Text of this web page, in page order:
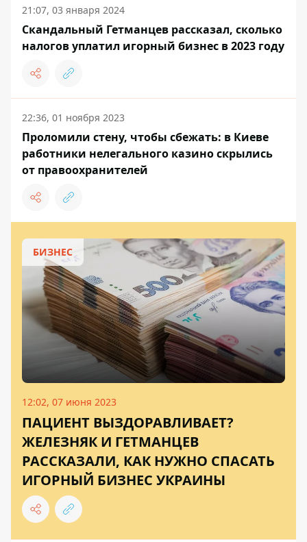
21:07, 03 января 2024
Скандальный Гетманцев рассказал, сколько
налогов уплатил игорный бизнес в 2023 году
22:36, 01 ноября 2023
Проломили стену, чтобы сбежать: в Киеве
работники нелегального казино скрылись
от правоохранителей
БИЗНЕС
12:02, 07 июня 2023
ПАЦИЕНТ ВЫЗДОРАВЛИВАЕТ?
ЖЕЛЕЗНЯК И ГЕТМАНЦЕВ
РАССКАЗАЛИ, КАК НУЖНО СПАСАТЬ
ИГОРНЫЙ БИЗНЕС УКРАИНЫ